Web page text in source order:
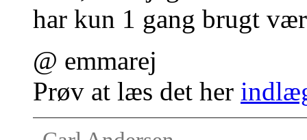
har kun 1 gang brugt
@ emmarej
Prøv at læs det her